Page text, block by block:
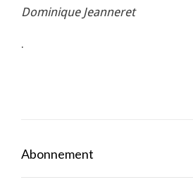
Dominique Jeanneret
.
Abonnement